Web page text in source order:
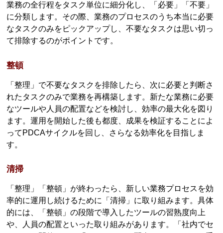
業務の全行程をタスク単位に細分化し、「必要」「不要」
に分類します。その際、業務のプロセスのうち本当に必要
なタスクのみをピックアップし、不要なタスクは思い切っ
て排除するのがポイントです。
整頓
「整理」で不要なタスクを排除したら、次に必要と判断さ
れたタスクのみで業務を再構築します。新たな業務に必要
なツールや人員の配置などを検討し、効率の最大化を図り
ます。運用を開始した後も都度、成果を検証することによ
ってPDCAサイクルを回し、さらなる効率化を目指しま
す。
清掃
「整理」「整頓」が終わったら、新しい業務プロセスを効
率的に運用し続けるために「清掃」に取り組みます。具体
的には、「整頓」の段階で導入したツールの習熟度向上
や、人員の配置といった取り組みがあります。「社内でセ